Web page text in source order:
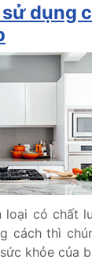
dụng
loại có chất
cách thì
khỏe của